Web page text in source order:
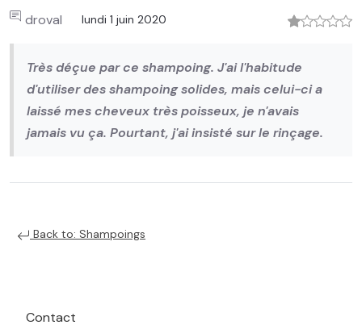
droval lundi 1 juin 2020
Très déçue par ce shampoing. J'ai l'habitude
d'utiliser des shampoing solides, mais celui-ci a
laissé mes cheveux très poisseux, je n'avais
jamais vu ça. Pourtant, j'ai insisté sur le rinçage.
Back to: Shampoings
Contact